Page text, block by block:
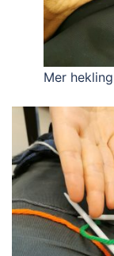
Mer hekling